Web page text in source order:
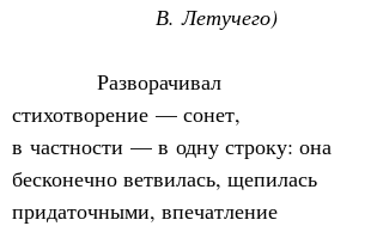
В. Летучего)
Разворачивал
стихотворение — сонет,
в частности — в одну строку: она
бесконечно ветвилась, щепилась
придаточными, впечатление